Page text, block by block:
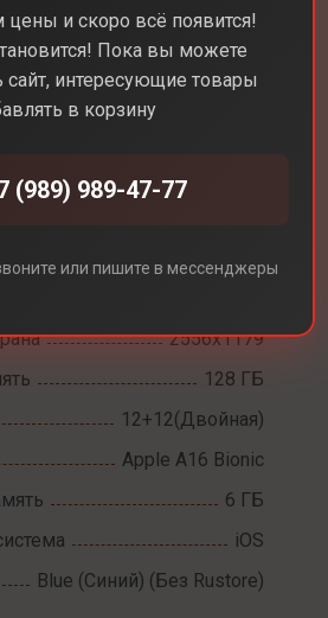
iPhone 15
2556x1179
128 ГБ
12+12(Двойная)
Apple A16 Bionic
6 ГБ
iOS
Blue (Синий) (Без Rustore)
и скоро всё появится!
Пока вы можете
сайт, интересующие товары
в корзину
(989) 989-47-77
или пишите в мессенджеры